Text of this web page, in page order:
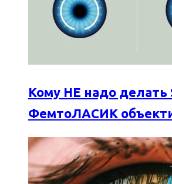
Кому НЕ надо делать
ФемтоЛАСИК